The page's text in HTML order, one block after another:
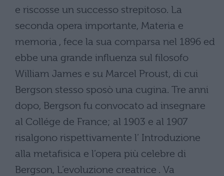
e riscosse un successo strepitoso. La
seconda opera importante, Materia e
memoria , fece la sua comparsa nel 1896 ed
ebbe una grande influenza sul filosofo
William James e su Marcel Proust, di cui
Bergson stesso sposò una cugina. Tre anni
dopo, Bergson fu convocato ad insegnare
al Collége de France; al 1903 e al 1907
risalgono rispettivamente l’ Introduzione
alla metafisica e l’opera più celebre di
Bergson, L’evoluzione creatrice . Va